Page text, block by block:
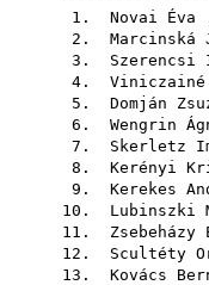
1. Novai Éva
2. Marcinská
3.
4.
5. Domján
6. Wengrin
7. Skerletz
8. Kerényi
9. Kerekes
10. Lubinszki
11. Zsebeházy
12. Scultéty
13. Kovács